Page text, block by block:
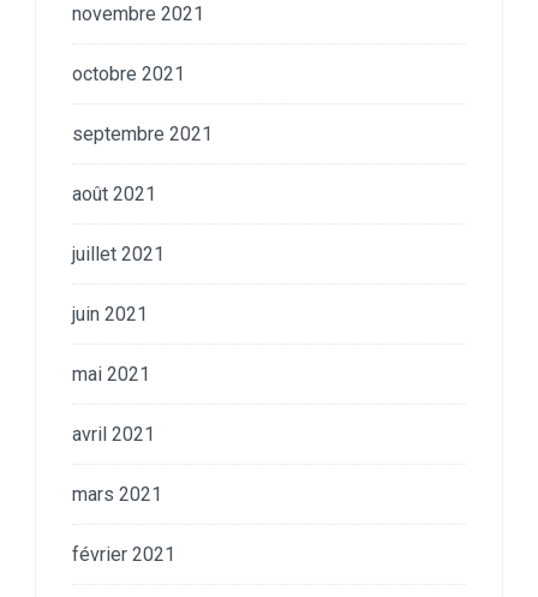
novembre 2021
octobre 2021
septembre 2021
août 2021
juillet 2021
juin 2021
mai 2021
avril 2021
mars 2021
février 2021